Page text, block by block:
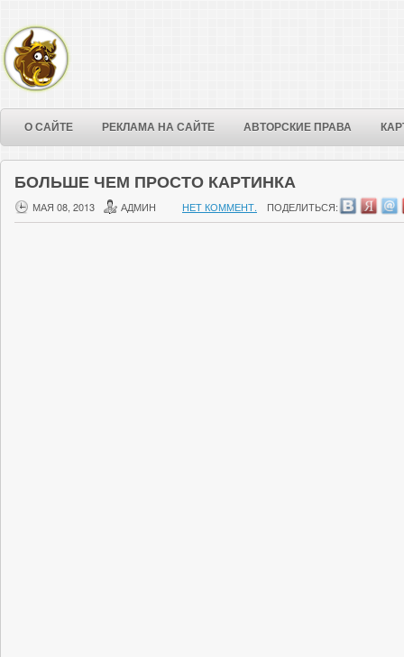
О САЙТЕ РЕКЛАМА НА САЙТЕ АВТОРСКИЕ ПРАВА
БОЛЬШЕ ЧЕМ ПРОСТО КАРТИНКА
МАЯ 08, 2013 АДМИН НЕТ КОММЕНТ. ПОДЕЛИТЬСЯ: